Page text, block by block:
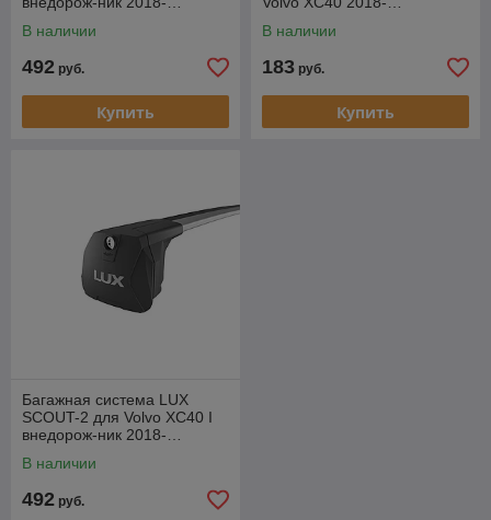
В наличии
492 руб.
Купить
В наличии
183 руб.
Купить
Багажная система LUX
SCOUT-2 для Volvo XC40 I
внедорож-ник 2018-…
В наличии
492 руб.